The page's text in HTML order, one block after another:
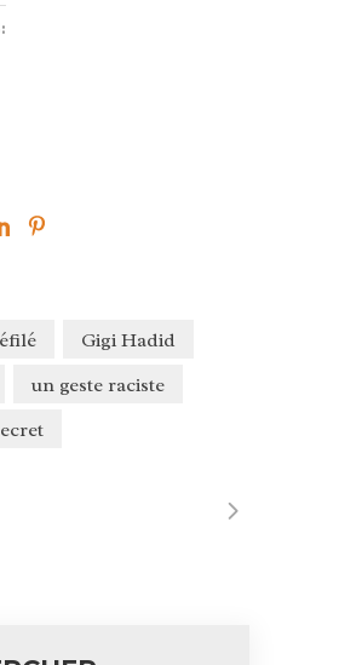
Gigi Hadid
un geste raciste